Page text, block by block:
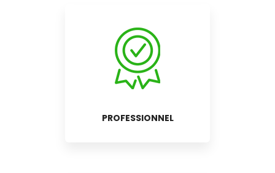
PROFESSIONNEL